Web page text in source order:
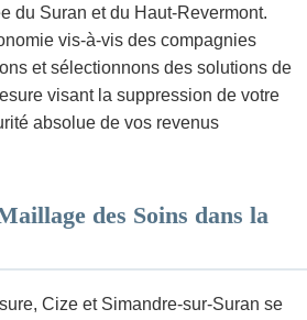
du Suran et du Haut-Revermont.
vis-à-vis des compagnies
et sélectionnons des solutions de
visant la suppression de votre
absolue de vos revenus
des Soins dans la
Cize et Simandre-sur-Suran se